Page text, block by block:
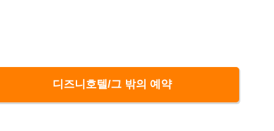
디즈니호텔/그 밖의 예약